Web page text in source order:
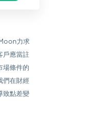
力求
戶應當註
場條件的
們在財經
致點差變